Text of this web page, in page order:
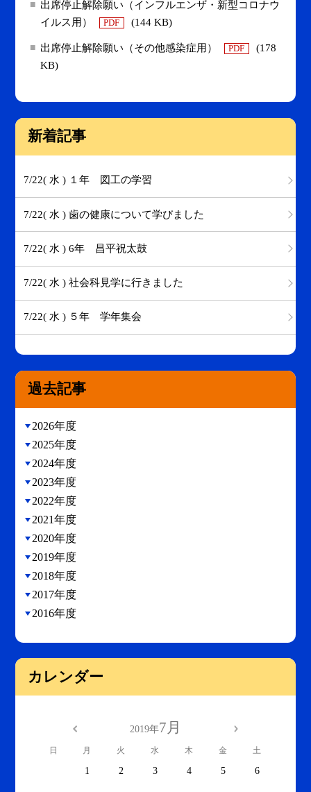
出席停止解除願い（インフルエンザ・新型コロナウ
イルス用）
PDF (144 KB)
出席停止解除願い（その他感染症用） PDF
(178
KB)
新着記事
7/22( 水 ) １年 図工の学習
7/22( 水 ) 歯の健康について学びました
7/22( 水 ) 6年 昌平祝太鼓
7/22( 水 ) 社会科見学に行きました
7/22( 水 ) ５年 学年集会
過去記事
2026年度
2025年度
2024年度
2023年度
2022年度
2021年度
2020年度
2019年度
2018年度
2017年度
2016年度
カレンダー
2019年7月
日 月 火 水 木 金 土
1 2 3 4 5 6